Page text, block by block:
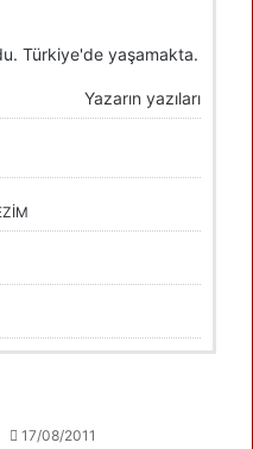
Türkiye'de yaşamakta.
Yazarın yazıları
17/08/2011